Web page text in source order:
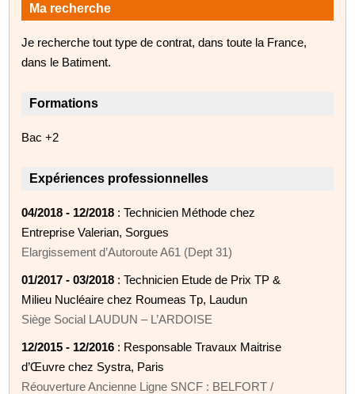
Ma recherche
Je recherche tout type de contrat, dans toute la France,
dans le Batiment.
Formations
Bac +2
Expériences professionnelles
04/2018 - 12/2018 : Technicien Méthode chez
Entreprise Valerian, Sorgues
Elargissement d’Autoroute A61 (Dept 31)
01/2017 - 03/2018 : Technicien Etude de Prix TP &
Milieu Nucléaire chez Roumeas Tp, Laudun
Siège Social LAUDUN – L’ARDOISE
12/2015 - 12/2016 : Responsable Travaux Maitrise
d’Œuvre chez Systra, Paris
Réouverture Ancienne Ligne SNCF : BELFORT /